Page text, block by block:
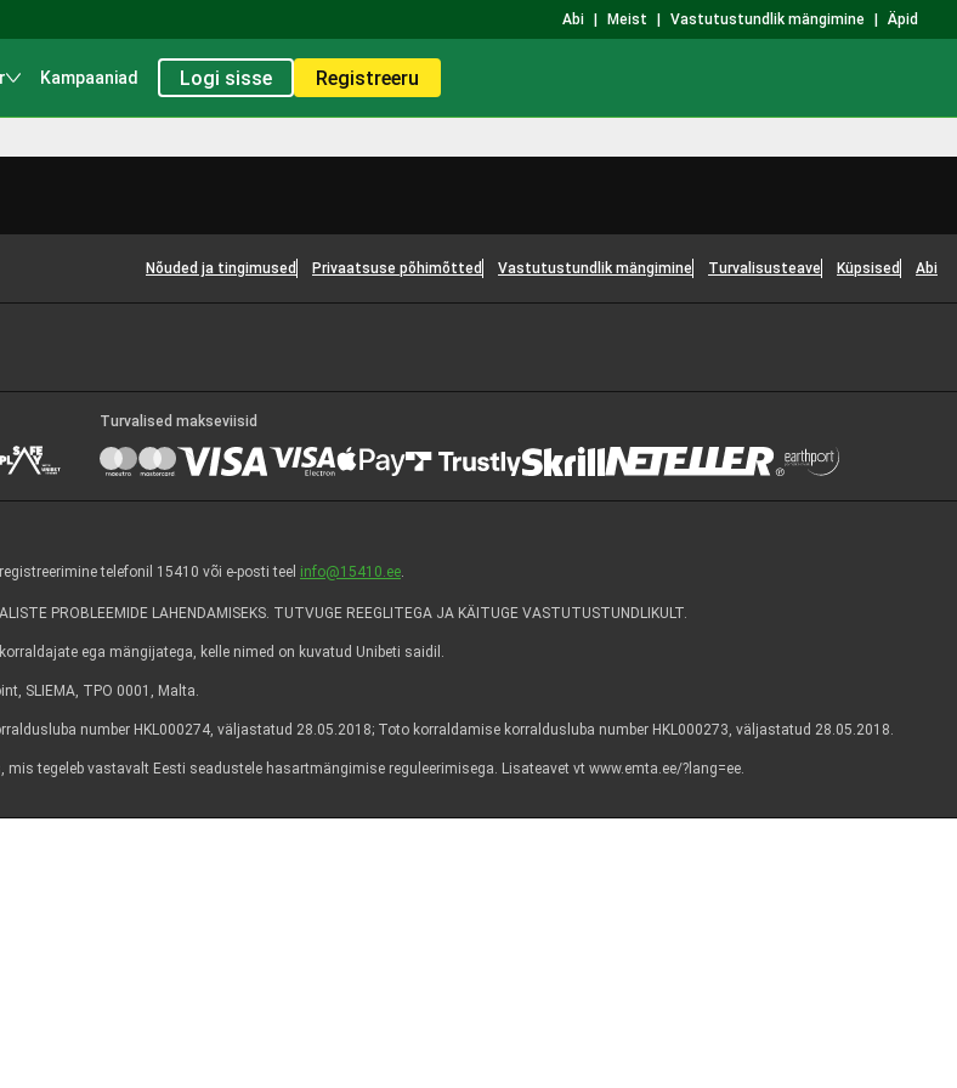
Abi Meist Vastutustundlik mängimine Äpid
Kampaaniad Logi sisse Registreeru
Nõuded ja tingimused Privaatsuse põhimõtted Vastutustundlik mängimine Turvalisusteave Küpsised Abi
Turvalised makseviisid
telefonil 15410 või e-posti teel info@15410.ee.
PROBLEEMIDE LAHENDAMISEKS. TUTVUGE REEGLITEGA JA KÄITUGE VASTUTUSTUNDLIKULT.
ega mängijatega, kelle nimed on kuvatud Unibeti saidil.
SLIEMA, TPO 0001, Malta.
number HKL000274, väljastatud 28.05.2018; Toto korraldamise korraldusluba number HKL000273, väljastatud 28.05.2018.
tegeleb vastavalt Eesti seadustele hasartmängimise reguleerimisega. Lisateavet vt www.emta.ee/?lang=ee.